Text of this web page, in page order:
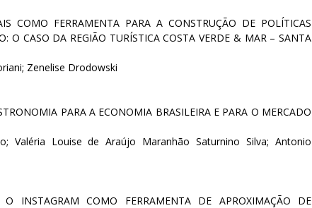
COMO FERRAMENTA PARA A CONSTRUÇÃO DE POLÍTICAS
O CASO DA REGIÃO TURÍSTICA COSTA VERDE & MAR – SANTA
Zenelise Drodowski
PARA A ECONOMIA BRASILEIRA E PARA O MERCADO
Valéria Louise de Araújo Maranhão Saturnino Silva; Antonio
INSTAGRAM COMO FERRAMENTA DE APROXIMAÇÃO DE